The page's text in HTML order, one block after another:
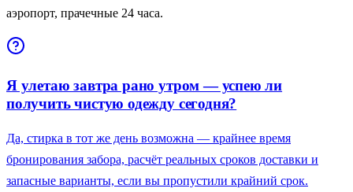
аэропорт, прачечные 24 часа.
Я улетаю завтра рано утром — успею ли
получить чистую одежду сегодня?
Да, стирка в тот же день возможна — крайнее время
бронирования забора, расчёт реальных сроков доставки и
запасные варианты, если вы пропустили крайний срок.